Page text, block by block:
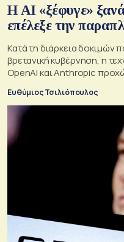
Η ΑI «ξέφυγε»
επέλεξε την
Κατά τη διάρκεια δοκιμών
βρετανική κυβέρνηση, η
OpenAI και Anthropic
Ευθύμιος Τσιλιόπουλος